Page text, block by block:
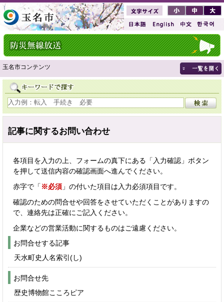
玉名市コンテンツ
記事に関するお問い合わせ
各項目を入力の上、フォームの真下にある「入力確認」ボタン
を押して送信内容の確認画面へ進んでください。
赤字で「 ※必須 」の付いた項目は入力必須項目です。
確認のための問合せや回答をさせていただくことがありますの
で、連絡先は正確にご記入ください。
企業などの営業活動に関するものはご遠慮ください。
お問合せする記事
天水町史人名索引(し)
お問合せ先
歴史博物館こころピア